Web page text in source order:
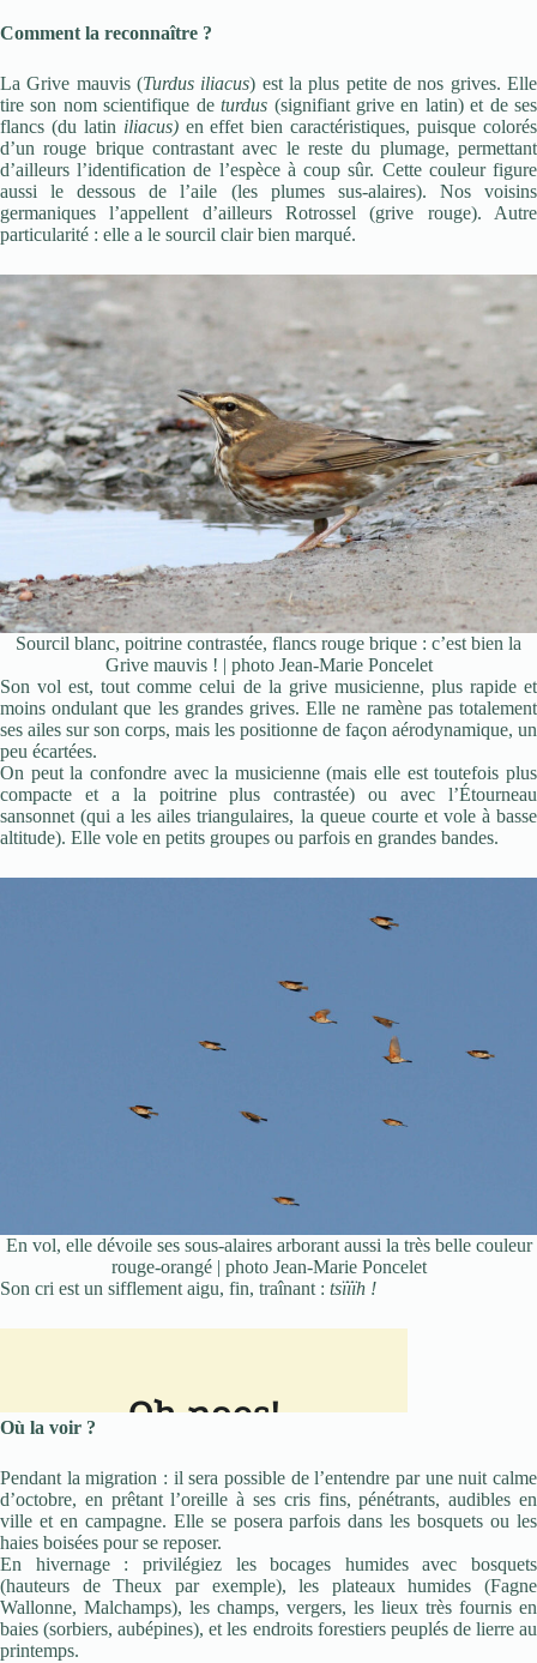
Comment la reconnaître ?
La Grive mauvis (Turdus iliacus) est la plus petite de nos grives. Elle
tire son nom scientifique deturdus (signifiant grive en latin) et de ses
flancs (du latin iliacus)en effet bien caractéristiques, puisque colorés
d’un rouge brique contrastant avec le reste du plumage, permettant
d’ailleurs l’identification de l’espèce à coup sûr. Cette couleur figure
aussi le dessous de l’aile (les plumes sus-alaires). Nos voisins
germaniques l’appellent d’ailleurs Rotrossel (grive rouge). Autre
particularité : elle a le sourcil clair bien marqué.
Sourcil blanc, poitrine contrastée, flancs rouge brique : c’est bien la
Grive mauvis ! | photo Jean-Marie Poncelet
Son vol est, tout comme celui de la grive musicienne, plus rapide et
moins ondulant que les grandes grives. Elle ne ramène pas totalement
ses ailes sur son corps, mais les positionne de façon aérodynamique, un
peu écartées.
On peut la confondre avec la musicienne (mais elle est toutefois plus
compacte et a la poitrine plus contrastée) ou avec l’Étourneau
sansonnet (qui a les ailes triangulaires, la queue courte et vole à basse
altitude). Elle vole en petits groupes ou parfois en grandes bandes.
En vol, elle dévoile ses sous-alaires arborant aussi la très belle couleur
rouge-orangé | photo Jean-Marie Poncelet
Son cri est un sifflement aigu, fin, traînant : tsïïïh !
Où la voir ?
Pendant la migration : il sera possible de l’entendre par une nuit calme
d’octobre, en prêtant l’oreille à ses cris fins, pénétrants, audibles en
ville et en campagne. Elle se posera parfois dans les bosquets ou les
haies boisées pour se reposer.
En hivernage : privilégiez les bocages humides avec bosquets
(hauteurs de Theux par exemple), les plateaux humides (Fagne
Wallonne, Malchamps), les champs, vergers, les lieux très fournis en
baies (sorbiers, aubépines), et les endroits forestiers peuplés de lierre au
printemps.